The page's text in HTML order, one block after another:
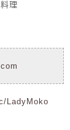
理
LadyMoko